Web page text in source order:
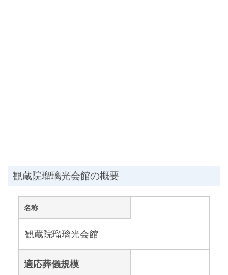
観蔵院瑠璃光会館の概要
名称
観蔵院瑠璃光会館
適応葬儀規模